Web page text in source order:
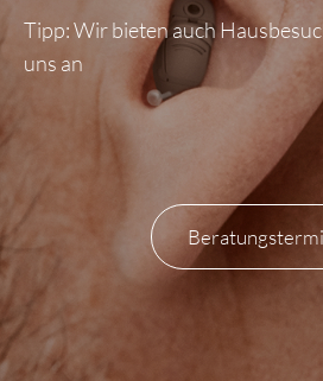
Tipp: Wir bieten auch
uns an